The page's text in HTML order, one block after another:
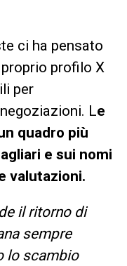
ci ha pensato
profilo X
per
Le
quadro più
e sui nomi
valutazioni.
il ritorno di
sempre
lo scambio